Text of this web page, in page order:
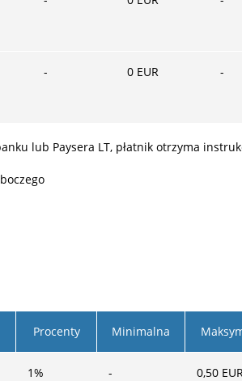
- 0 EUR -
lub Paysera LT, płatnik otrzyma
Procenty Minimalna
1% - 0,50